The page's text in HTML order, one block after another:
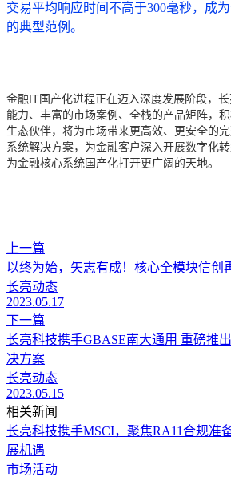
交易平均响应时间不高于300毫秒，成
的典型范例。
金融IT国产化进程正在迈入深度发展阶段，
能力、丰富的市场案例、全栈的产品矩阵，
生态伙伴，将为市场带来更高效、更安全的
系统解决方案，为金融客户深入开展数字化转
为金融核心系统国产化打开更广阔的天地。
上一篇
以终为始，矢志有成！核心全模块信创
长亮动态
2023.05.17
下一篇
长亮科技携手GBASE南大通用 重磅推
决方案
长亮动态
2023.05.15
相关新闻
长亮科技携手MSCI，聚焦RA11合规准
展机遇
市场活动